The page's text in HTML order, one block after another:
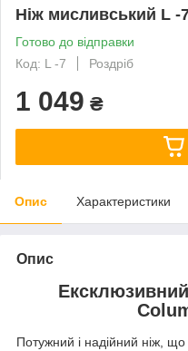
Ніж мисливський L -
Готово до відправки
Код: L -7
Роздріб
1 049 ₴
Опис Характеристики
Опис
Потужний і надійний ніж, що